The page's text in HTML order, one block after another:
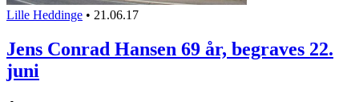
Lille Heddinge • 21.06.17
Jens Conrad Hansen 69 år, begraves 22.
juni